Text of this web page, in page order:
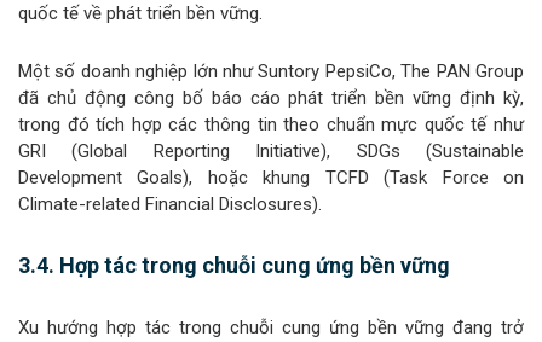
quốc tế về phát triển bền vững.
Một số doanh nghiệp lớn như Suntory PepsiCo, The PAN Group
đã chủ động công bố báo cáo phát triển bền vững định kỳ,
trong đó tích hợp các thông tin theo chuẩn mực quốc tế như
GRI (Global Reporting Initiative), SDGs (Sustainable
Development Goals), hoặc khung TCFD (Task Force on
Climate-related Financial Disclosures).
3.4. Hợp tác trong chuỗi cung ứng bền vững
Xu hướng hợp tác trong chuỗi cung ứng bền vững đang trở